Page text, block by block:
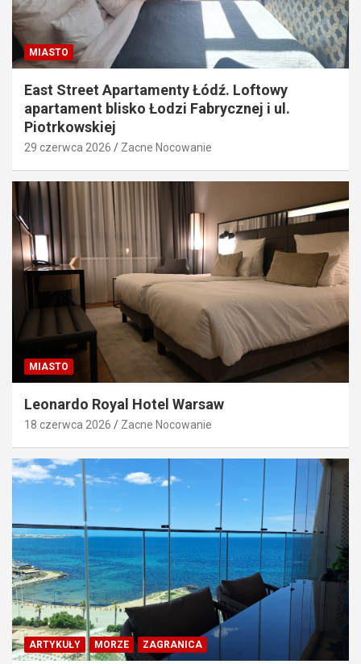
MIASTO
East Street Apartamenty Łódź. Loftowy
apartament blisko Łodzi Fabrycznej i ul.
Piotrkowskiej
29 czerwca 2026 Zacne Nocowanie
MIASTO
Leonardo Royal Hotel Warsaw
18 czerwca 2026 Zacne Nocowanie
ARTYKUŁY MORZE ZAGRANICA